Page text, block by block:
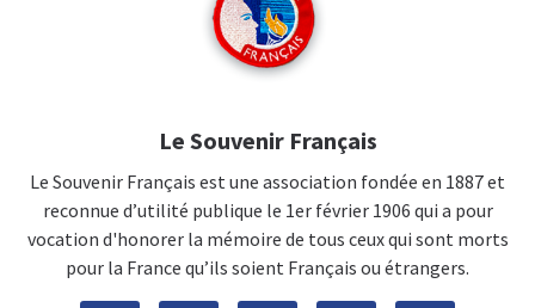
Le Souvenir Français
Le Souvenir Français est une association fondée en 1887 et
reconnue d’utilité publique le 1er février 1906 qui a pour
vocation d'honorer la mémoire de tous ceux qui sont morts
pour la France qu’ils soient Français ou étrangers.